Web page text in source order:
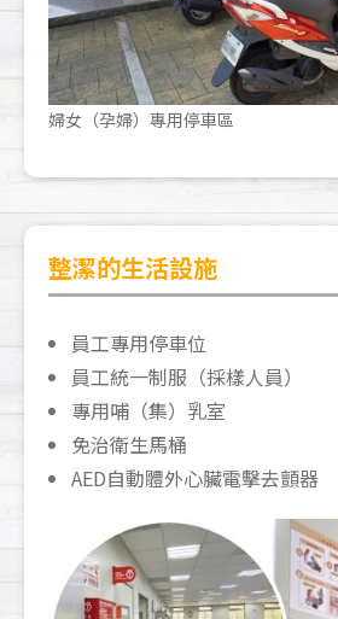
婦女（孕婦）專用停車區
整潔的生活設施
員工專用停車位
員工統一制服（採樣人員）
專用哺（集）乳室
免治衛生馬桶
AED自動體外心臟電擊去顫器